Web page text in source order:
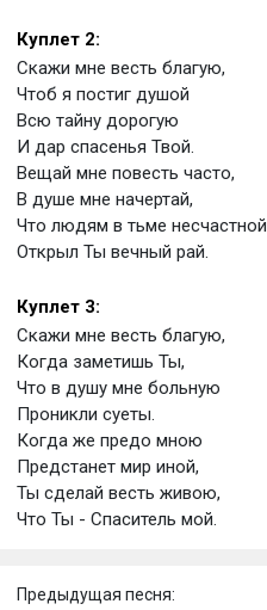
Куплет 2:
Скажи мне весть благую,
Чтоб я постиг душой
Всю тайну дорогую
И дар спасенья Твой.
Вещай мне повесть часто,
В душе мне начертай,
Что людям в тьме несчастной
Открыл Ты вечный рай.
Куплет 3:
Скажи мне весть благую,
Когда заметишь Ты,
Что в душу мне больную
Проникли суеты.
Когда же предо мною
Предстанет мир иной,
Ты сделай весть живою,
Что Ты - Спаситель мой.
Предыдущая песня: